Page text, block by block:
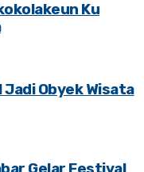
Ku
Jadi Obyek Wisata